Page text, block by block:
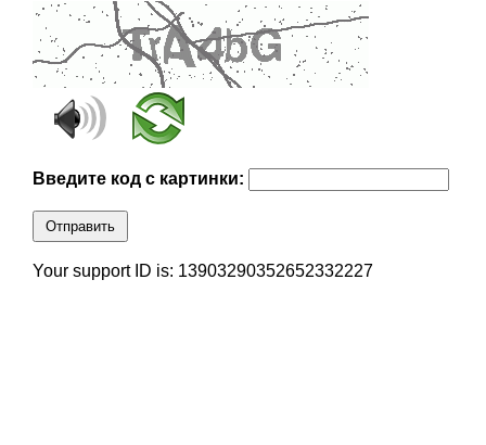
Введите код с картинки:
Отправить
Your support ID is: 13903290352652332227